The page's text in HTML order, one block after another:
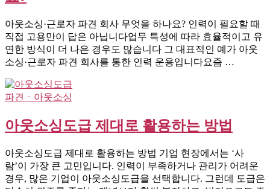
아웃소싱·근로자 파견 회사 무엇을 하나요? 인력이 필요할 때
직접 고용만이 답은 아닙니다업무 특성에 따라 효율적이고 유
연한 방식이 더 나은 경우도 많습니다 그 대표적인 예가 아웃
소싱·근로자 파견 회사를 통한 인력 운용입니다요즘 …
파견ㆍ아웃소싱
아웃소싱도급 제대로 활용하는 방법
아웃소싱도급 제대로 활용하는 방법 기업 현장에서는 ‘사
람’이 가장 큰 고민입니다. 인력이 부족하거나 관리가 어려운
경우, 많은 기업이 아웃소싱도급을 선택합니다. 그런데 도급은